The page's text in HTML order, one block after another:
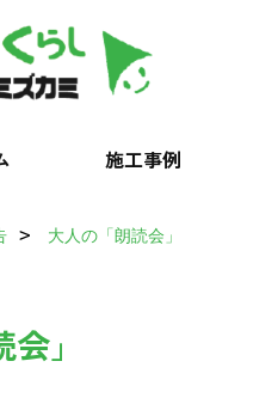
施工事例
大人の「朗読会」
」